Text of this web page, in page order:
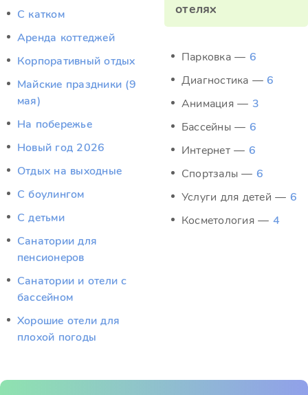
C катком
Аренда коттеджей
Корпоративный отдых
Майские праздники (9
мая)
На побережье
Новый год 2026
Отдых на выходные
С боулингом
С детьми
Санатории для
пенсионеров
Санатории и отели с
бассейном
Хорошие отели для
плохой погоды
отелях
Парковка — 6
Диагностика —6
Анимация — 3
Бассейны — 6
Интернет — 6
Спортзалы — 6
Услуги для детей — 6
Косметология — 4